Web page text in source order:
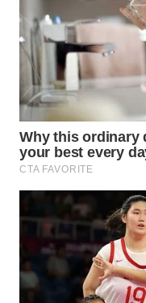
BOGOR
WN
DEPOK
WN
TAPANULI
UTARA
SAMOSIR
PADANG